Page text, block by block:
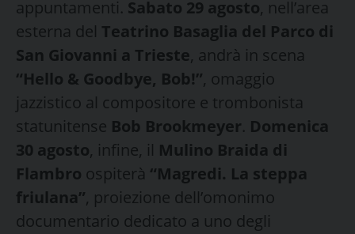
appuntamenti. Sabato 29 agosto, nell’area
esterna del Teatrino Basaglia del Parco di
San Giovanni a Trieste, andrà in scena
“Hello & Goodbye, Bob!”, omaggio
jazzistico al compositore e trombonista
statunitense Bob Brookmeyer. Domenica
30 agosto, infine, il Mulino Braida di
Flambro ospiterà “Magredi. La steppa
friulana”, proiezione dell’omonimo
documentario dedicato a uno degli